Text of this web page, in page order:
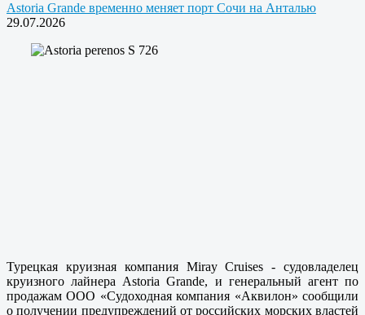
Astoria Grande временно меняет порт Сочи на Анталью
29.07.2026
Турецкая круизная компания Miray Cruises - судовладелец
круизного лайнера Astoria Grande, и генеральный агент по
продажам ООО «Судоходная компания «Аквилон» сообщили
о получении предупреждений от российских морских властей